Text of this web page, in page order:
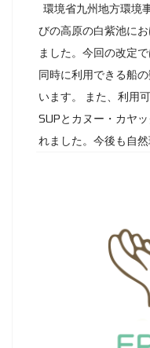
環境省九州地方環境
びの高原の白紫池に
ました。今回の改定
同時に利用できる船
います。 また、利用
SUPとカヌー・カヤ
れました。今後も自